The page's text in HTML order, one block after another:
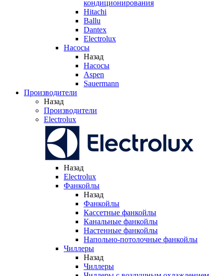
кондиционирования
Hitachi
Ballu
Dantex
Electrolux
Насосы
Назад
Насосы
Aspen
Sauermann
Производители
Назад
Производители
Electrolux
Назад
Electrolux
Фанкойлы
Назад
Фанкойлы
Кассетные фанкойлы
Канальные фанкойлы
Настенные фанкойлы
Напольно-потолочные фанкойлы
Чиллеры
Назад
Чиллеры